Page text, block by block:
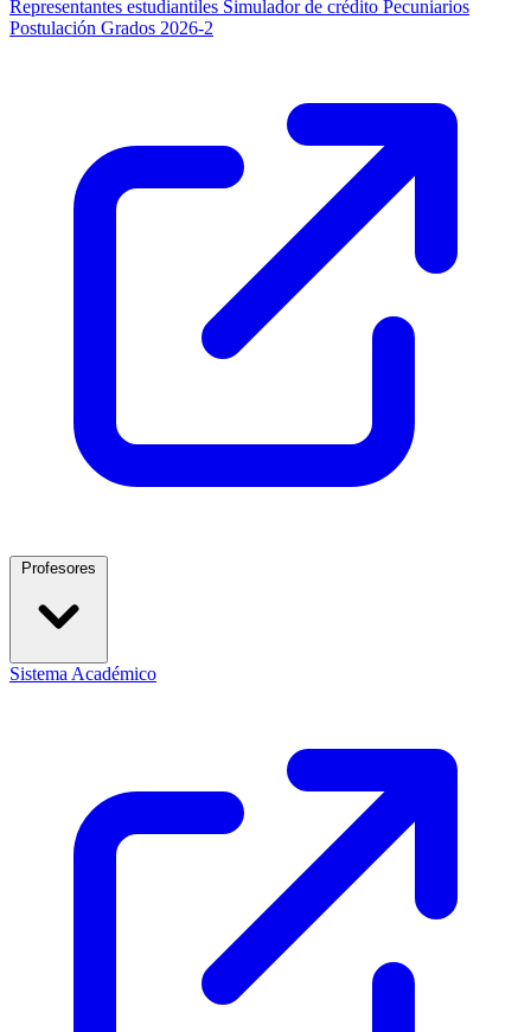
Representantes estudiantiles Simulador de crédito Pecuniarios
Postulación Grados 2026-2
Sistema Académico